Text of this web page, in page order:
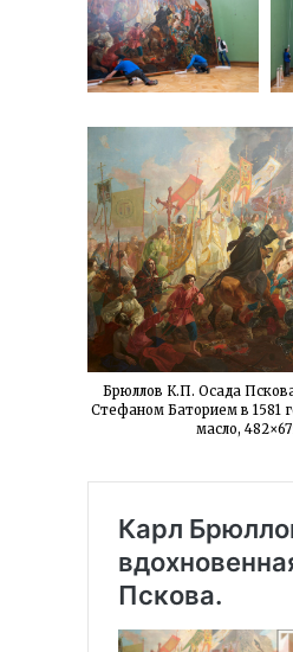
Брюллов К.П. Осада
Стефаном Баторием в 1581
масло,